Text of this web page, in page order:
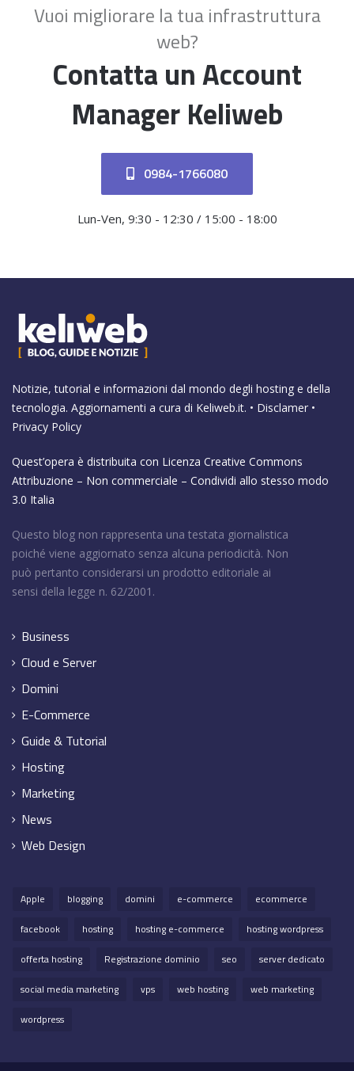
Vuoi migliorare la tua infrastruttura
web?
Contatta un Account
Manager Keliweb
0984-1766080
Lun-Ven, 9:30 - 12:30 / 15:00 - 18:00
Notizie, tutorial e informazioni dal mondo degli hosting e della
tecnologia. Aggiornamenti a cura di Keliweb.it. • Disclamer •
Privacy Policy
Quest’opera è distribuita con Licenza Creative Commons
Attribuzione – Non commerciale – Condividi allo stesso modo
3.0 Italia
Questo blog non rappresenta una testata giornalistica
poiché viene aggiornato senza alcuna periodicità. Non
può pertanto considerarsi un prodotto editoriale ai
sensi della legge n. 62/2001.
Business
Cloud e Server
Domini
E-Commerce
Guide & Tutorial
Hosting
Marketing
News
Web Design
Apple blogging domini e-commerce
ecommerce
facebook
hosting hosting e-commerce
hosting wordpress
offerta hosting
Registrazione dominio seo
server dedicato
social media marketing
vps web hosting
web marketing
wordpress